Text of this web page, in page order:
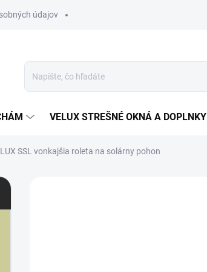
údajov
VELUX STREŠNÉ OKNÁ A DOPLNKY
SSL vonkajšia roleta na solárny pohon